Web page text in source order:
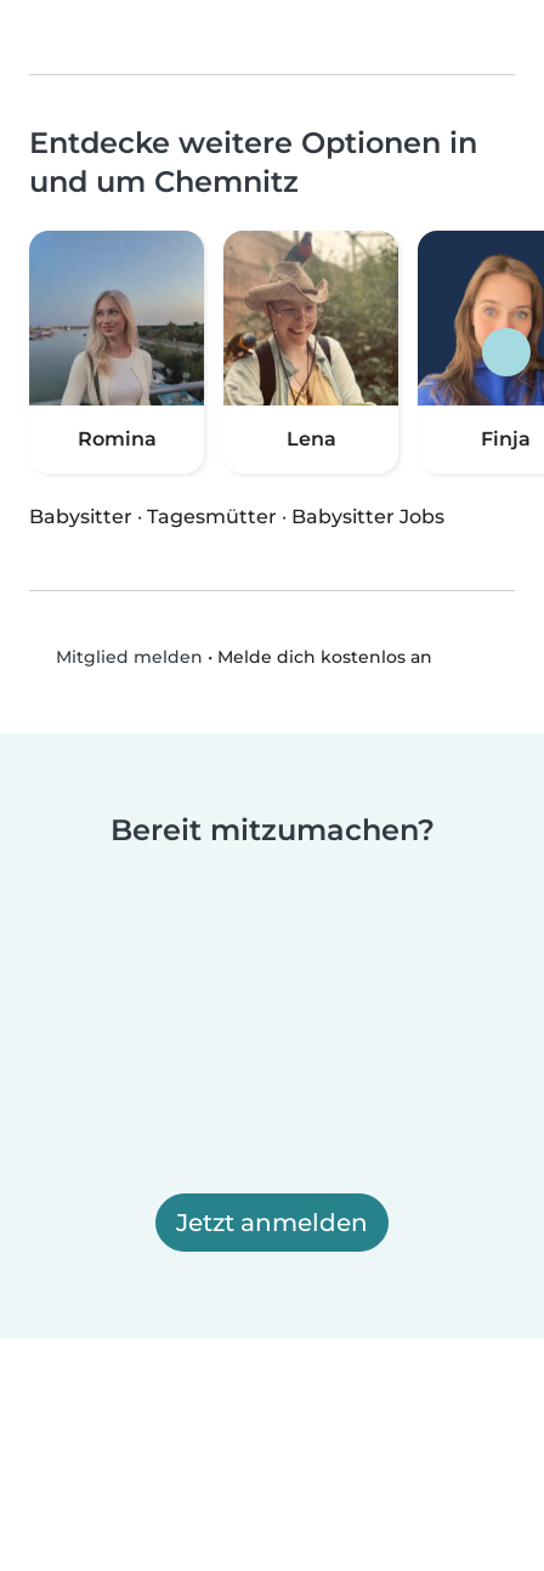
Entdecke weitere Optionen in
und um Chemnitz
Romina Lena Finja
Babysitter · Tagesmütter · Babysitter Jobs
Mitglied melden • Melde dich kostenlos an
Bereit mitzumachen?
Jetzt anmelden